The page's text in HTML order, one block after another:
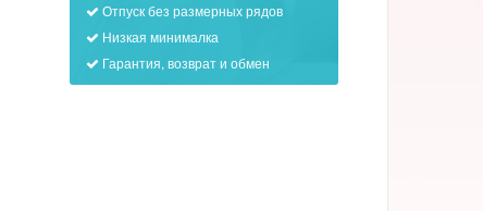
Отпуск без размерных рядов
Низкая минималка
Гарантия, возврат и обмен